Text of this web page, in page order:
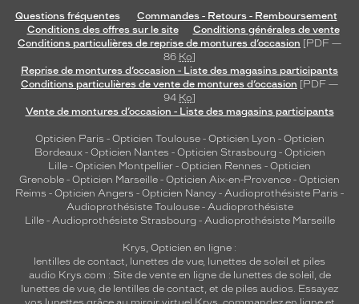
Questions fréquentes
Commandes - Retours - Remboursement
Conditions des offres sur le site
Conditions générales de vente
Conditions particulières de reprise de montures d’occasion [PDF —
86 Ko]
Reprise de montures d’occasion - Liste des magasins participants
Conditions particulières de vente de montures d’occasion [PDF —
94 Ko]
Vente de montures d’occasion - Liste des magasins participants
Opticien Paris - Opticien Toulouse- Opticien Lyon - Opticien
Bordeaux- Opticien Nantes - Opticien Strasbourg - Opticien
Lille - Opticien Montpellier - Opticien Rennes - Opticien
Grenoble - Opticien Marseille - Opticien Aix-en-Provence - Opticien
Reims - Opticien Angers - Opticien Nancy - Audioprothésiste Paris -
Audioprothésiste Toulouse- Audioprothésiste
Lille- Audioprothésiste Strasbourg - Audioprothésiste Marseille
Krys, Opticien en ligne :
lentilles de contact lunettes de vue, lunettes de soleil et piles
audio Krys.com : Site de vente en ligne de lunettes de soleil, de
lunettes de vue, de lentilles de contact , et de piles audios. Essayez